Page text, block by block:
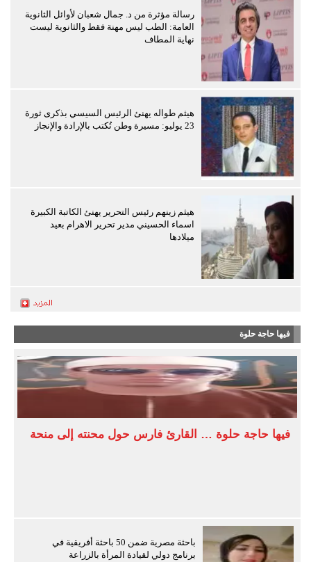
رسالة مؤثرة من د. جمال شعبان لأوائل الثانوية
العامة: الطب ليس مهنة فقط والثانوية ليست
نهاية المطاف
هيثم طواله يهنئ الرئيس السيسي بذكرى ثورة
23 يوليو: مسيرة وطن تُكتب بالإرادة والإنجاز
هيثم زينهم رئيس التحرير يهنئ الكاتبة الكبيرة
اسماء الحسيني مدير تحرير الاهرام بعيد
ميلادها
فيها حاجة حلوة
فيها حاجة حلوة … القارئ فارس حول محنته إلى منحة
باحثة مصرية ضمن 50 باحثة أفريقية في
برنامج دولي لقيادة المرأة بالزراعة